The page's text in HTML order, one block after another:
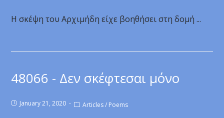
Η σκέψη του Αρχιμήδη είχε βοηθήσει στη δομή ...
48066 - Δεν σκέφτεσαι μόνο
January 21, 2020 Articles / Poems